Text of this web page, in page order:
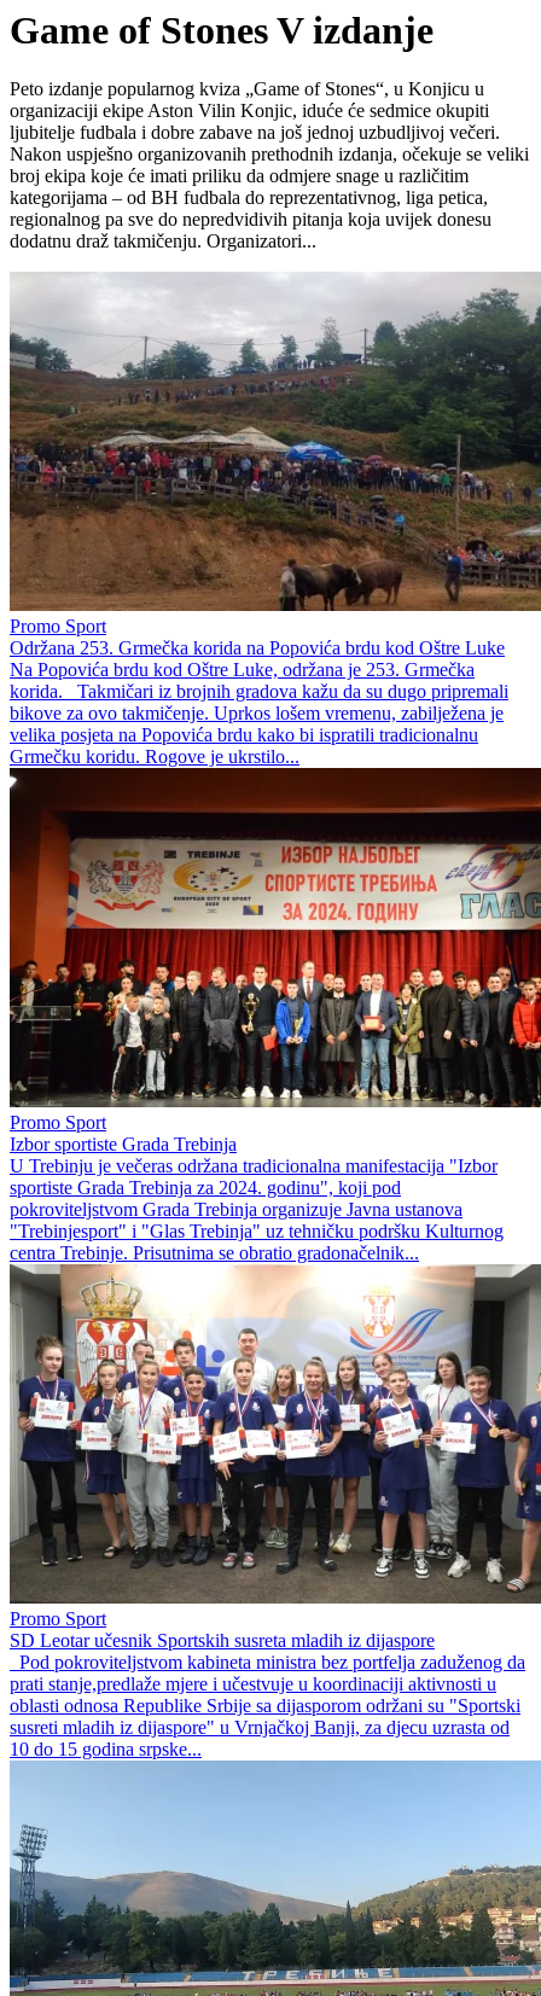
Game of Stones V izdanje
Peto izdanje popularnog kviza „Game of Stones“, u Konjicu u
organizaciji ekipe Aston Vilin Konjic, iduće će sedmice okupiti
ljubitelje fudbala i dobre zabave na još jednoj uzbudljivoj večeri.
Nakon uspješno organizovanih prethodnih izdanja, očekuje se veliki
broj ekipa koje će imati priliku da odmjere snage u različitim
kategorijama – od BH fudbala do reprezentativnog, liga petica,
regionalnog pa sve do nepredvidivih pitanja koja uvijek donesu
dodatnu draž takmičenju. Organizatori...
Promo Sport
Održana 253. Grmečka korida na Popovića brdu kod Oštre Luke
Na Popovića brdu kod Oštre Luke, održana je 253. Grmečka
korida. Takmičari iz brojnih gradova kažu da su dugo pripremali
bikove za ovo takmičenje. Uprkos lošem vremenu, zabilježena je
velika posjeta na Popovića brdu kako bi ispratili tradicionalnu
Grmečku koridu. Rogove je ukrstilo...
Promo Sport
Izbor sportiste Grada Trebinja
U Trebinju je večeras održana tradicionalna manifestacija "Izbor
sportiste Grada Trebinja za 2024. godinu", koji pod
pokroviteljstvom Grada Trebinja organizuje Javna ustanova
"Trebinjesport" i "Glas Trebinja" uz tehničku podršku Kulturnog
centra Trebinje. Prisutnima se obratio gradonačelnik...
Promo Sport
SD Leotar učesnik Sportskih susreta mladih iz dijaspore
Pod pokroviteljstvom kabineta ministra bez portfelja zaduženog da
prati stanje,predlaže mjere i učestvuje u koordinaciji aktivnosti u
oblasti odnosa Republike Srbije sa dijasporom održani su "Sportski
susreti mladih iz dijaspore" u Vrnjačkoj Banji, za djecu uzrasta od
10 do 15 godina srpske...